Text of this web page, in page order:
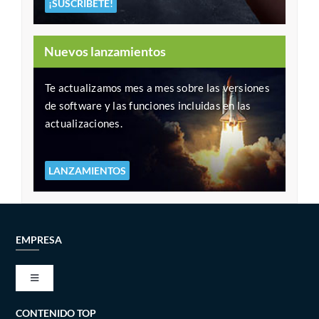
¡SUSCRÍBETE!
Nuevos lanzamientos
Te actualizamos mes a mes sobre las versiones
de software y las funciones incluidas en las
actualizaciones.
LANZAMIENTOS
EMPRESA
Toggle
Navigation
VISIÓN Y MISIÓN
CONTENIDO TOP